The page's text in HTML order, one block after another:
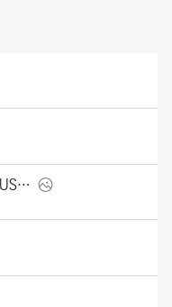
메르세데스-벤츠 S680 Maybach [US] (2027)